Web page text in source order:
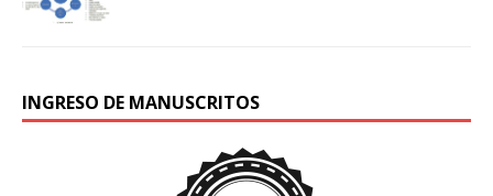
INGRESO DE MANUSCRITOS